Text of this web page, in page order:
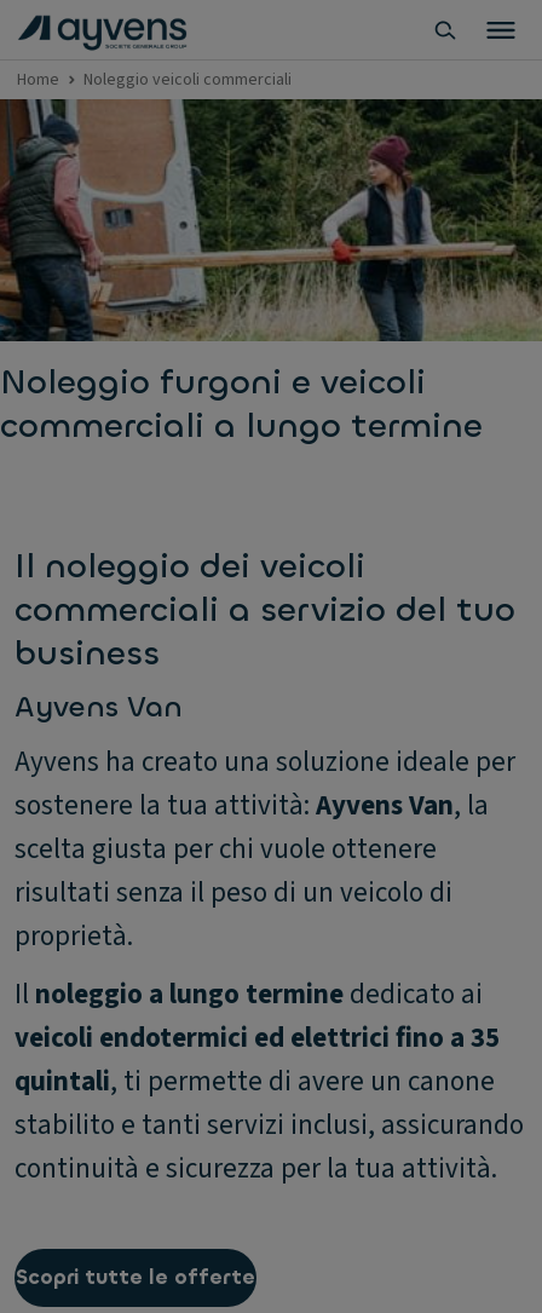
Home Noleggio veicoli commerciali
Noleggio furgoni e veicoli
commerciali a lungo termine
Il noleggio dei veicoli
commerciali a servizio del tuo
business
Ayvens Van
Ayvens ha creato una soluzione ideale per
sostenere la tua attività:Ayvens Van, la
scelta giusta per chi vuole ottenere
risultati senza il peso di un veicolo di
proprietà.
Il noleggio a lungo terminededicato ai
veicoli endotermici ed elettrici fino a 35
quintali, ti permette di avere un canone
stabilito e tanti servizi inclusi, assicurando
continuità e sicurezza per la tua attività.
Scopri tutte le offerte